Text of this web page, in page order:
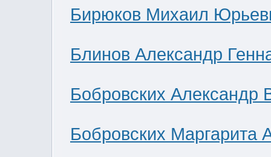
Бирюков Михаил
Блинов Александр
Бобровских Александр
Бобровских Маргарита